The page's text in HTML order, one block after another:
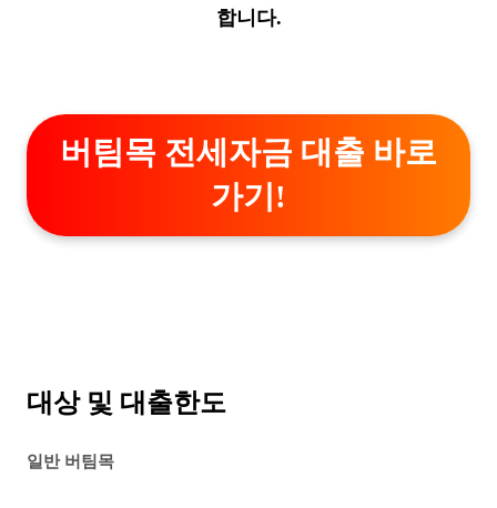
합니다.
버팀목 전세자금 대출 바로
가기!
대상 및 대출한도
일반 버팀목